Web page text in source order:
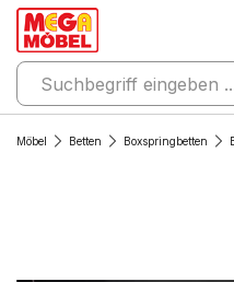
Möbel Betten Boxspringbetten